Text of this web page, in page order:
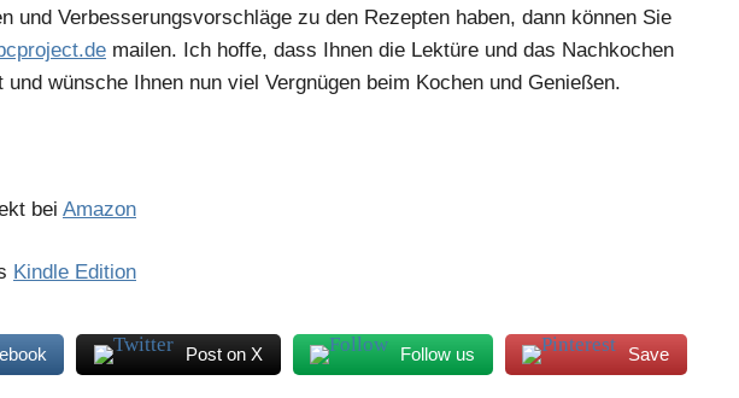
und Verbesserungsvorschläge zu den Rezepten haben, dann können Sie
mailen. Ich hoffe, dass Ihnen die Lektüre und das Nachkochen
wünsche Ihnen nun viel Vergnügen beim Kochen und Genießen.
bei Amazon
Kindle Edition
Post on X Follow us Save